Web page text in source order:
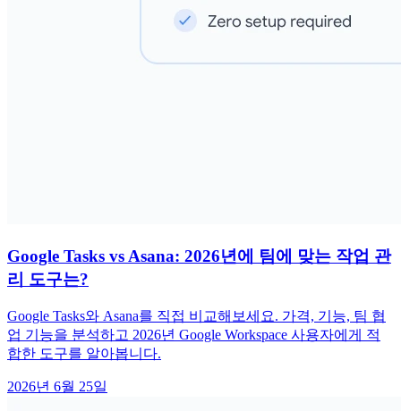
Google Tasks vs Asana: 2026년에 팀에 맞는 작업 관
리 도구는?
Google Tasks와 Asana를 직접 비교해보세요. 가격, 기능, 팀 협
업 기능을 분석하고 2026년 Google Workspace 사용자에게 적
합한 도구를 알아봅니다.
2026년 6월 25일